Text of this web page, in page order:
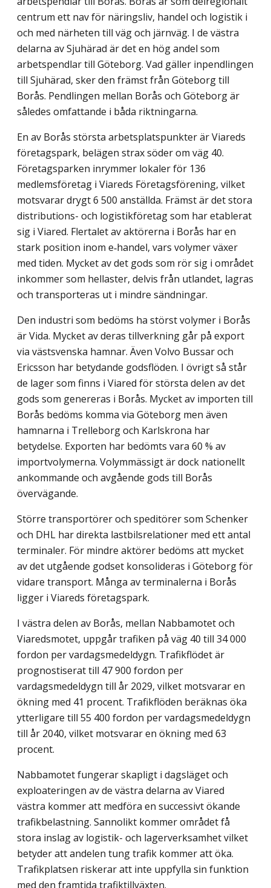
centrum ett nav för näringsliv, handel och logistik i
och med närheten till väg och järnväg. I de västra
delarna av Sjuhärad är det en hög andel som
arbetspendlar till Göteborg. Vad gäller inpendlingen
till Sjuhärad, sker den främst från Göteborg till
Borås. Pendlingen mellan Borås och Göteborg är
således omfattande i båda rikt­ningarna.
En av Borås största arbetsplatspunkter är Viareds
företagspark, belägen strax söder om väg 40.
Företagsparken inrymmer lokaler för 136
medlemsföretag i Viareds Före­tagsförening, vilket
motsvarar drygt 6 500 anställda. Främst är det stora
distributions- och logistikföretag som har etablerat
sig i Viared. Flertalet av aktörerna i Borås har en
stark position inom e‑handel, vars volymer växer
med tiden. Mycket av det gods som rör sig i området
inkommer som hellaster, delvis från utlandet, lagras
och transporteras ut i mindre sändningar.
Den industri som bedöms ha störst volymer i Borås
är Vida. Mycket av deras till­verkning går på export
via västsvenska hamnar. Även Volvo Bussar och
Ericsson har betydande godsflöden. I övrigt så står
de lager som finns i Viared för största delen av det
gods som genereras i Borås. Mycket av importen till
Borås bedöms komma via Göteborg men även
hamnarna i Trelleborg och Karlskrona har
betydelse. Exporten har bedömts vara 60 % av
importvolymerna. Volymmässigt är dock nationellt
ankommande och avgående gods till Borås
övervägande.
Större transportörer och speditörer som Schenker
och DHL har direkta lastbils­relationer med ett antal
terminaler. För mindre aktörer bedöms att mycket
av det utgående godset konsolideras i Göteborg för
vidare transport. Många av terminalerna i Borås
ligger i Viareds företagspark.
I västra delen av Borås, mellan Nabbamotet och
Viaredsmotet, uppgår trafiken på väg 40 till 34 000
fordon per vardagsmedeldygn. Trafikflödet är
prognostiserat till 47 900 fordon per
vardagsmedeldygn till år 2029, vilket motsvarar en
ökning med 41 procent. Trafikflöden beräknas öka
ytterligare till 55 400 fordon per vardagsmedeldygn
till år 2040, vilket motsvarar en ökning med 63
procent.
Nabbamotet fungerar skapligt i dagsläget och
exploateringen av de västra delarna av Viared
västra kommer att medföra en successivt ökande
trafikbelastning. Sannolikt kommer området få
stora inslag av logistik- och lagerverksamhet vilket
betyder att andelen tung trafik kommer att öka.
Trafikplatsen riskerar att inte uppfylla sin funktion
med den framtida trafiktillväxten.